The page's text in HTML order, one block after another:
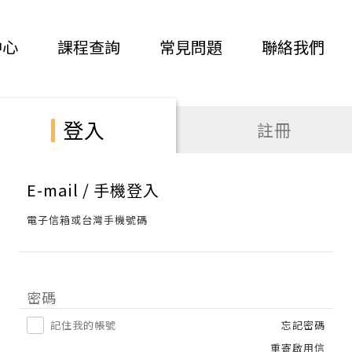
課程查詢 常見問題 聯絡我們
登入 註冊
E-mail / 手機登入
電子信箱或台灣手機號碼
密碼
記住我的帳號
忘記密碼
重寄啟用信